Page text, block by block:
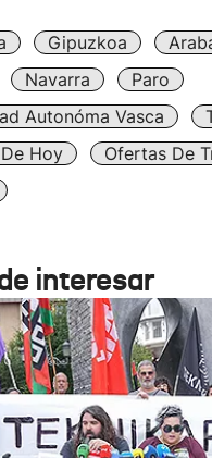
Gipuzkoa
Navarra
Paro
Autonóma Vasca
Hoy
Ofertas De
interesar